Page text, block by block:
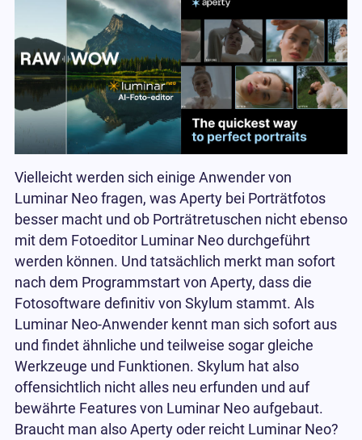
Vielleicht werden sich einige Anwender von
Luminar Neo fragen, was Aperty bei Porträtfotos
besser macht und ob Porträtretuschen nicht ebenso
mit dem Fotoeditor Luminar Neo durchgeführt
werden können. Und tatsächlich merkt man sofort
nach dem Programmstart von Aperty, dass die
Fotosoftware definitiv von Skylum stammt. Als
Luminar Neo-Anwender kennt man sich sofort aus
und findet ähnliche und teilweise sogar gleiche
Werkzeuge und Funktionen. Skylum hat also
offensichtlich nicht alles neu erfunden und auf
bewährte Features von Luminar Neo aufgebaut.
Braucht man also Aperty oder reicht Luminar Neo?